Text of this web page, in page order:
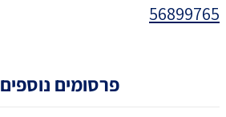
פרסומים נוספים
56899765